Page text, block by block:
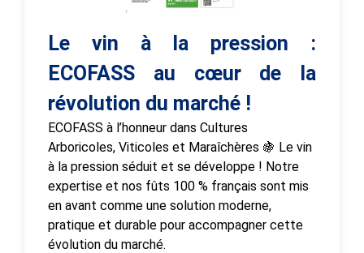
Le vin à la pression :
ECOFASS au cœur de la
révolution du marché !
ECOFASS à l’honneur dans Cultures
Arboricoles, Viticoles et Maraîchères 🍇 Le vin
à la pression séduit et se développe ! Notre
expertise et nos fûts 100 % français sont mis
en avant comme une solution moderne,
pratique et durable pour accompagner cette
évolution du marché.